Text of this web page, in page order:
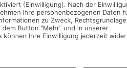
21a | 97080 Würzburg |